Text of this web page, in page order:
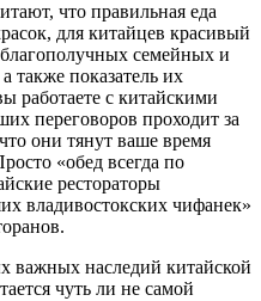
что правильная еда
для китайцев красивый
семейных и
также показатель их
работаете с китайскими
переговоров проходит за
они тянут ваше время
«обед всегда по
рестораторы
владивостокских чифанек»
важных наследий китайской
чуть ли не самой